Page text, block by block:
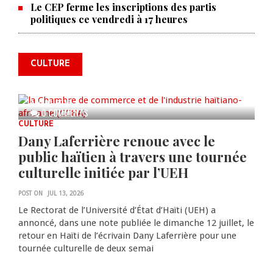
Le CEP ferme les inscriptions des partis
politiques ce vendredi à 17 heures
CULTURE
0 COMMENTS
La Chambre de commerce et de
l'industrie haïtiano-africaine
commémorer le 235e
anniversaire de la cérémonie du
AUG 05, 2026
CULTURE
Dany Laferrière renoue avec le
public haïtien à travers une tournée
culturelle initiée par l’UEH
POST ON JUL 13, 2026
Le Rectorat de l’Université d’État d’Haïti (UEH) a
annoncé, dans une note publiée le dimanche 12 juillet, le
retour en Haïti de l’écrivain Dany Laferrière pour une
tournée culturelle de deux semai